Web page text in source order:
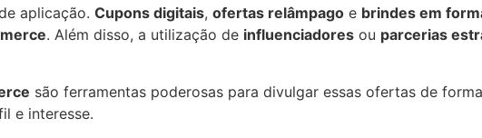
aplicação. Cupons digitais, ofertas relâmpago e brindes em
. Além disso, a utilização de influenciadores ou parcerias
são ferramentas poderosas para divulgar essas ofertas de
e interesse.